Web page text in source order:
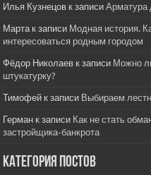
Илья Кузнецов к записиАрматура
Марта к записи Модная история.
интересоваться родным городом
Фёдор Николаев к записи Можно
штукатурку?
Тимофей к записи Выбираем
Герман к записи Как не стать
застройщика-банкрота
Категория постов